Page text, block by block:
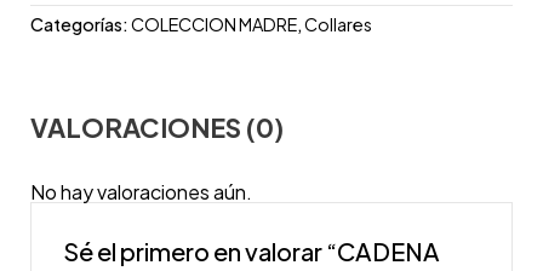
Categorías:COLECCION MADRE,Collares
VALORACIONES (0)
No hay valoraciones aún.
Sé el primero en valorar “CADENA